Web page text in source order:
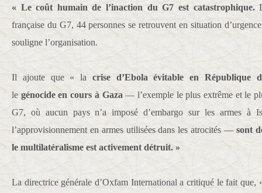
« Le coût humain de l’inaction du G7 est catastrophique.
française du G7, 44 personnes se retrouvent en situation
souligne l’organisation.
Il ajoute que « la crise d’Ebola évitable en République
le génocide en cours à Gaza — l’exemple le plus extrême et le
G7, où aucun pays n’a imposé d’embargo sur les armes à
l’approvisionnement en armes utilisées dans les atrocités — sont
le multilatéralisme est activement détruit. »
La directrice générale d’Oxfam International a critiqué le fait que,